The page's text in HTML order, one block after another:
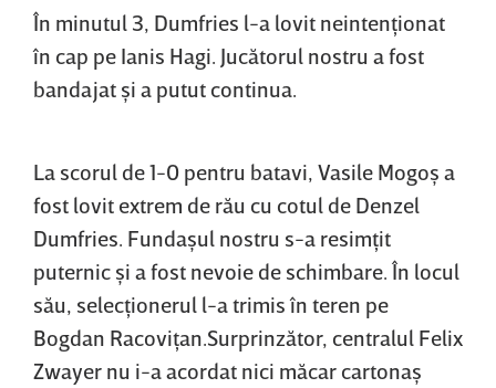
În minutul 3, Dumfries l-a lovit neintenţionat
în cap pe Ianis Hagi. Jucătorul nostru a fost
bandajat şi a putut continua.
La scorul de 1-0 pentru batavi, Vasile Mogoş a
fost lovit extrem de rău cu cotul de Denzel
Dumfries. Fundaşul nostru s-a resimţit
puternic şi a fost nevoie de schimbare. În locul
său, selecţionerul l-a trimis în teren pe
Bogdan Racoviţan.Surprinzător, centralul Felix
Zwayer nu i-a acordat nici măcar cartonaş